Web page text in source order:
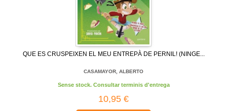
QUE ES CRUSPEIXEN EL MEU ENTREPÀ DE PERNIL! (NINGE...
CASAMAYOR, ALBERTO
Sense stock. Consultar terminis d'entrega
10,95 €